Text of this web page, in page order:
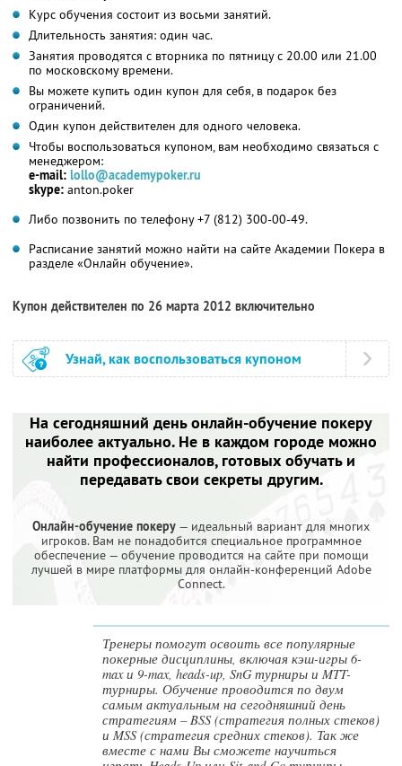
Курс обучения состоит из восьми занятий.
Длительность занятия: один час.
Занятия проводятся с вторника по пятницу с 20.00 или 21.00
по московскому времени.
Вы можете купить один купон для себя, в подарок без
ограничений.
Один купон действителен для одного человека.
Чтобы воспользоваться купоном, вам необходимо связаться с
менеджером:
e-mail: lollo@academypoker.ru
skype: anton.poker
Либо позвонить по телефону +7 (812) 300-00-49.
Расписание занятий можно найти на сайте Академии Покера в
разделе «Онлайн обучение».
Купон действителен по 26 марта 2012 включительно
Узнай, как воспользоваться купоном
На сегодняшний день онлайн-обучение покеру
наиболее актуально. Не в каждом городе можно
найти профессионалов, готовых обучать и
передавать свои секреты другим.
Онлайн-обучение покеру — идеальный вариант для многих
игроков. Вам не понадобится специальное программное
обеспечение — обучение проводится на сайте при помощи
лучшей в мире платформы для онлайн-конференций Adobe
Connect.
Тренеры помогут освоить все популярные
покерные дисциплины, включая кэш-игры 6-
max и 9-max, heads-up, SnG турниры и MTT-
турниры. Обучение проводится по двум
самым актуальным на сегодняшний день
стратегиям – BSS (стратегия полных стеков)
и MSS (стратегия средних стеков). Так же
вместе с нами Вы сможете научиться